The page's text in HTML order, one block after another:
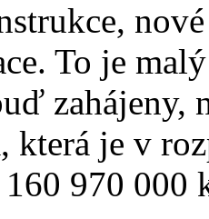
To je
zahájeny,
která je v
970 000